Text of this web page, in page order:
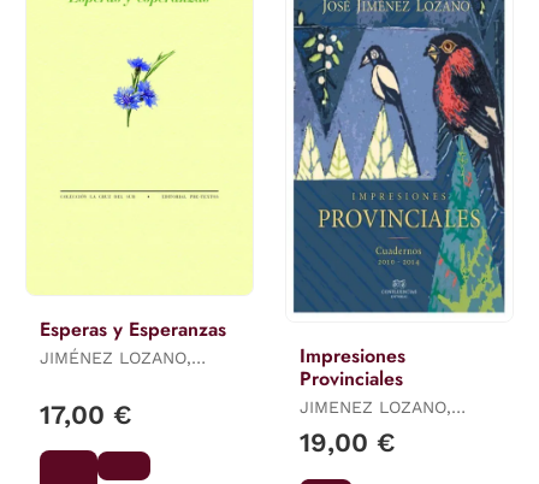
Esperas y Esperanzas
JIMÉNEZ LOZANO,
17,00 €
Impresiones
Provinciales
JIMENEZ LOZANO,
19,00 €